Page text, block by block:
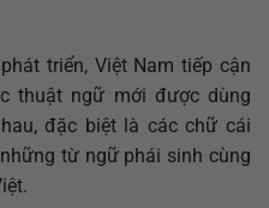
triển, Việt Nam tiếp cận
thuật ngữ mới được dùng
đặc biệt là các chữ cái
từ ngữ phái sinh cùng